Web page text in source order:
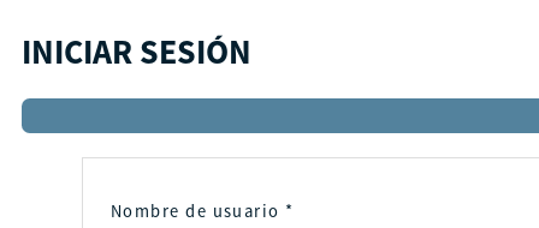
INICIAR SESIÓN
Nombre de usuario *